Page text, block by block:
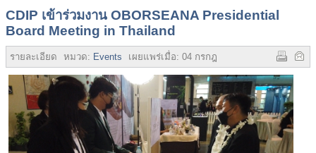
CDIP เข้าร่วมงาน OBORSEANA Presidential
Board Meeting in Thailand
รายละเอียด หมวด: Events เผยแพร่เมื่อ: 04 กรกฎาคม 2565 ฮิต:4921